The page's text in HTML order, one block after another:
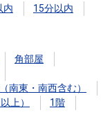
内
15分以内
角部屋
南東・南西含む）
上）
1階